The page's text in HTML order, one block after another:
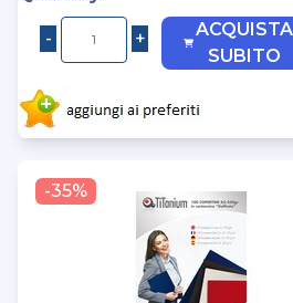
ACQUISTA
SUBITO
-35%